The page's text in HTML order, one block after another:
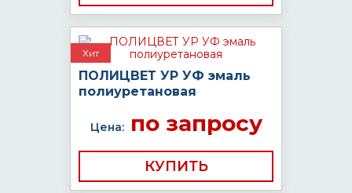
Хит
ПОЛИЦВЕТ УР УФ эмаль
полиуретановая
Цена:по запросу
КУПИТЬ